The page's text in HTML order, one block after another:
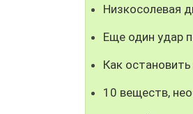
Низкосолевая
Еще один удар
Как
10 веществ,